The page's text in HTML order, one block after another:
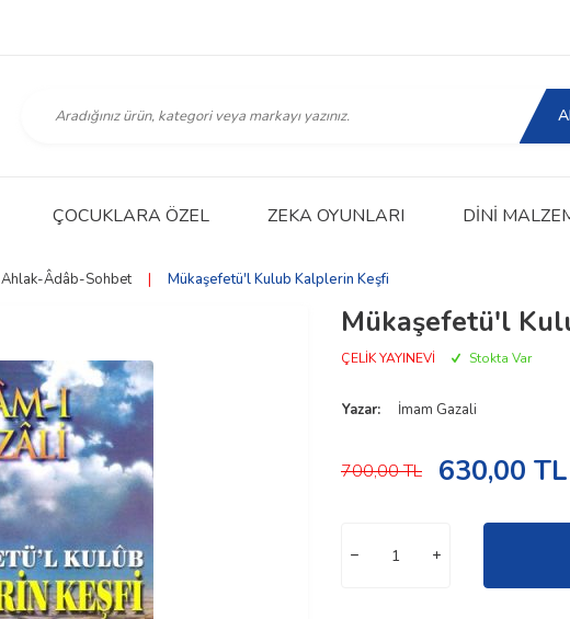
ÇOCUKLARA ÖZEL ZEKA OYUNLARI DINI
Ahlak-Âdâb-Sohbet | Mükaşefetü'l Kulub Kalplerin Keşfi
Mükaşefetü'l
ÇELİK YAYINEVİ Stokta Var
Yazar: İmam Gazali
700,00TL 630,00 TL